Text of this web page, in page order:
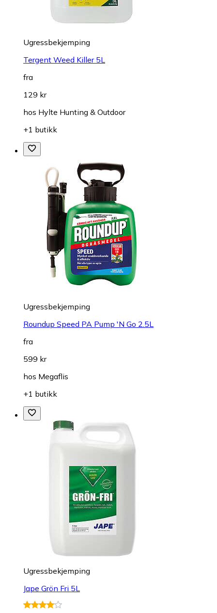
Ugressbekjemping
Tergent Weed Killer 5L
fra
129 kr
hos Hylte Hunting & Outdoor
+1 butikk
Ugressbekjemping
Roundup Speed PA Pump 'N Go 2.5L
fra
599 kr
hos Megaflis
+1 butikk
Ugressbekjemping
Jape Grön Fri 5L